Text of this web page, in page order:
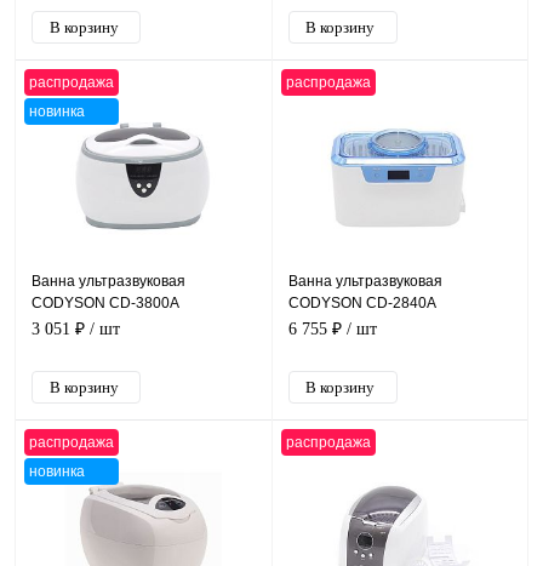
распродажа
новинка
Ванна ультразвуковая
CODYSON CD-3800А
3 051 ₽ / шт
распродажа
Ванна ультразвуковая
CODYSON CD-2840A
6 755 ₽ / шт
распродажа
новинка
распродажа